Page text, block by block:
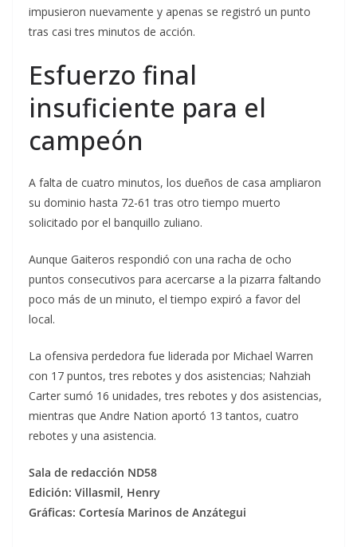
impusieron nuevamente y apenas se registró un punto
tras casi tres minutos de acción.
Esfuerzo final
insuficiente para el
campeón
A falta de cuatro minutos, los dueños de casa ampliaron
su dominio hasta 72-61 tras otro tiempo muerto
solicitado por el banquillo zuliano.
Aunque Gaiteros respondió con una racha de ocho
puntos consecutivos para acercarse a la pizarra faltando
poco más de un minuto, el tiempo expiró a favor del
local.
La ofensiva perdedora fue liderada por Michael Warren
con 17 puntos, tres rebotes y dos asistencias; Nahziah
Carter sumó 16 unidades, tres rebotes y dos asistencias,
mientras que Andre Nation aportó 13 tantos, cuatro
rebotes y una asistencia.
Sala de redacción ND58
Edición: Villasmil, Henry
Gráficas: Cortesía Marinos de Anzátegui